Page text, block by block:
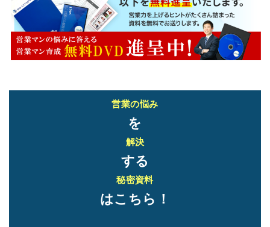
営業の悩み
を
解決
する
秘密資料
はこちら！